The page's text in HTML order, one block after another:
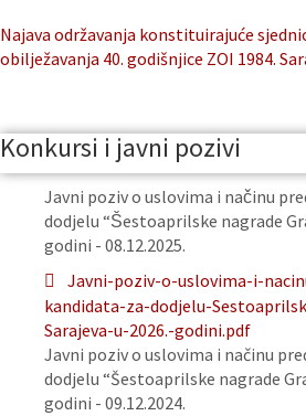
Najava održavanja konstituirajuće
obilježavanja 40. godišnjice ZOI 1984.
Konkursi i javni pozivi
Javni poziv o uslovima i načinu
dodjelu “Šestoaprilske nagrade
godini - 08.12.2025.
Javni-poziv-o-uslovima-i-
kandidata-za-dodjelu-
Sarajeva-u-2026.-godini.pdf
Javni poziv o uslovima i načinu
dodjelu “Šestoaprilske nagrade
godini - 09.12.2024.